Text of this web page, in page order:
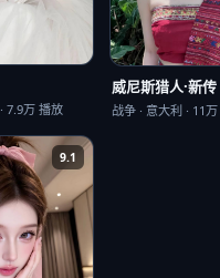
·7.9万 播放
威尼斯猎人·新传
战争 · 意大利 · 11万
9.1